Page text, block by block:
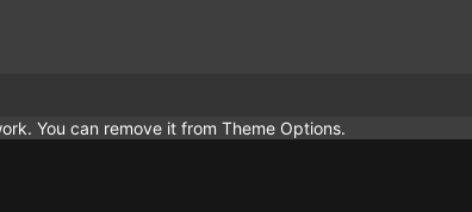
You can remove it from Theme Options.